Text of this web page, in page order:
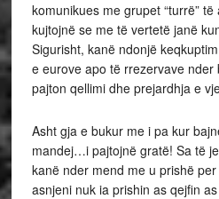
komunikues me grupet “turrë”
kujtojnë se me të vertetë janë
Sigurisht, kanë ndonjë
e eurove apo të rrezervave nder
pajton qellimi dhe prejardhja e
Asht gja e bukur me i pa kur
mandej…i pajtojnë gratë! Sa të
kanë nder mend me u prishë
asnjeni nuk ia prishin as qejfin